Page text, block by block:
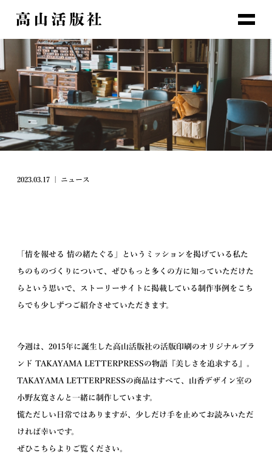
2023.03.17 ニュース
「情を報せる 情の緒たぐる」というミッションを掲げている私た
ちのものづくりについて、ぜひもっと多くの方に知っていただけた
らという思いで、ストーリーサイトに掲載している制作事例をこち
らでも少しずつご紹介させていただきます。
今週は、2015年に誕生した高山活版社の活版印刷のオリジナルブラ
ンド TAKAYAMA LETTERPRESSの物語『美しさを追求する』。
TAKAYAMA LETTERPRESSの商品はすべて、山香デザイン室の
小野友寛さんと一緒に制作しています。
慌ただしい日常ではありますが、少しだけ手を止めてお読みいただ
ければ幸いです。
ぜひこちらよりご覧ください。